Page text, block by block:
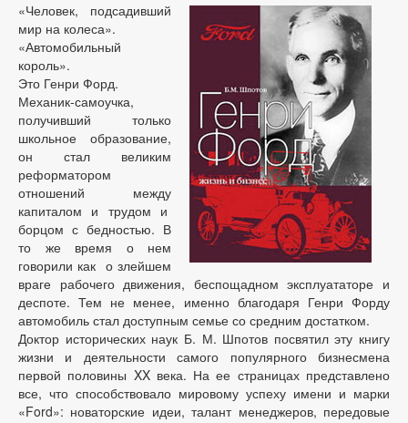
«Человек, подсадивший
мир на колеса».
«Автомобильный
король».
Это Генри Форд.
Механик-самоучка,
получивший только
школьное образование,
он стал великим
реформатором
отношений между
капиталом и трудом и
борцом с бедностью. В
то же время о нем
говорили как о злейшем
враге рабочего движения, беспощадном эксплуататоре и
деспоте. Тем не менее, именно благодаря Генри Форду
автомобиль стал доступным семье со средним достатком.
Доктор исторических наук Б. М. Шпотов посвятил эту книгу
жизни и деятельности самого популярного бизнесмена
первой половины XX века. На ее страницах представлено
все, что способствовало мировому успеху имени и марки
«Ford»: новаторские идеи, талант менеджеров, передовые